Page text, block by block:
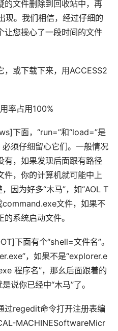
的文件删除到回收站中，再
现。我们相信，经过仔细的
让您操心了一段时间的文件
，或下载下来，用ACCESS2
率占用100%
下面，“run=”和“load=”是
必须仔细留心它们。一般情况
有，如果发现后面跟有路径
件，你的计算机就可能中上
因为好多“木马”，如“AOL T
command.exe文件，如果不
系统启动文件。
下面有个“shell=文件名”。
，如果不是“explorer.e
程序名”，那幺后面跟着的
说你已经中“木马”了。
过regedit命令打开注册表编
MACHINESoftwareMicr